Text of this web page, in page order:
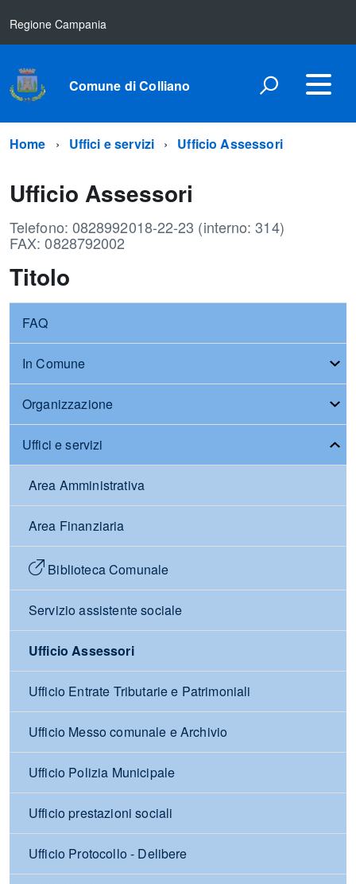
Regione Campania
Comune di Colliano
Home Uffici e servizi Ufficio Assessori
Ufficio Assessori
Telefono: 0828992018-22-23 (interno: 314)
​​​​​​​FAX: 0828792002
Titolo
FAQ
In Comune
Organizzazione
Uffici e servizi
Area Amministrativa
Area Finanziaria
Biblioteca Comunale
Servizio assistente sociale
Ufficio Assessori
Ufficio Entrate Tributarie e Patrimoniali
Ufficio Messo comunale e Archivio
Ufficio Polizia Municipale
Ufficio prestazioni sociali
Ufficio Protocollo - Delibere